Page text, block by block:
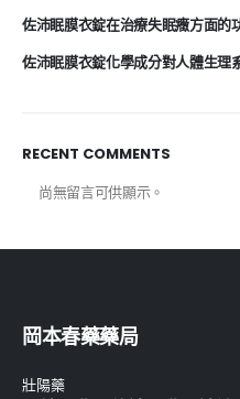
佐沛眠膜衣錠在治療失眠癥方面的
佐沛眠膜衣錠化學成分對人體生理
RECENT COMMENTS
尚無留言可供顯示。
岡本春藥藥局
壯陽藥